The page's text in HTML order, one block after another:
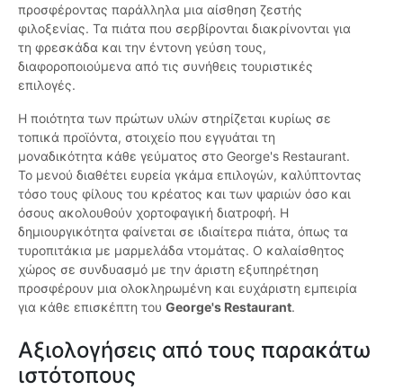
προσφέροντας παράλληλα μια αίσθηση ζεστής
φιλοξενίας. Τα πιάτα που σερβίρονται διακρίνονται για
τη φρεσκάδα και την έντονη γεύση τους,
διαφοροποιούμενα από τις συνήθεις τουριστικές
επιλογές.
Η ποιότητα των πρώτων υλών στηρίζεται κυρίως σε
τοπικά προϊόντα, στοιχείο που εγγυάται τη
μοναδικότητα κάθε γεύματος στο George's Restaurant.
Το μενού διαθέτει ευρεία γκάμα επιλογών, καλύπτοντας
τόσο τους φίλους του κρέατος και των ψαριών όσο και
όσους ακολουθούν χορτοφαγική διατροφή. Η
δημιουργικότητα φαίνεται σε ιδιαίτερα πιάτα, όπως τα
τυροπιτάκια με μαρμελάδα ντομάτας. Ο καλαίσθητος
χώρος σε συνδυασμό με την άριστη εξυπηρέτηση
προσφέρουν μια ολοκληρωμένη και ευχάριστη εμπειρία
για κάθε επισκέπτη του George's Restaurant.
Αξιολογήσεις από τους παρακάτω
ιστότοπους